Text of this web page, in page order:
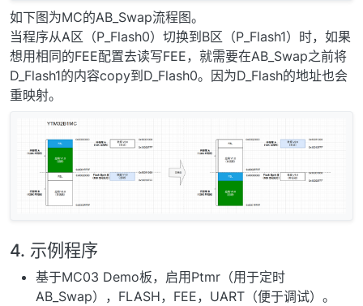
如下图为MC的AB_Swap流程图。
当程序从A区（P_Flash0）切换到B区（P_Flash1）时，如果
想用相同的FEE配置去读写FEE，就需要在AB_Swap之前将
D_Flash1的内容copy到D_Flash0。因为D_Flash的地址也会
重映射。
4. 示例程序
基于MC03 Demo板，启用Ptmr（用于定时
AB_Swap），FLASH，FEE，UART（便于调试）。